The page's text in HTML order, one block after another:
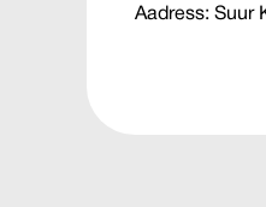
Aadress: Suur